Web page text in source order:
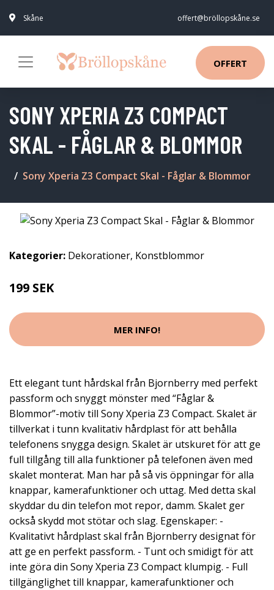
Skåne offert@bröllopskåne.se
OFFERT
SONY XPERIA Z3 COMPACT
SKAL - FÅGLAR & BLOMMOR
Sony Xperia Z3 Compact Skal - Fåglar & Blommor
Kategorier: Dekorationer, Konstblommor
199 SEK
MER INFO!
Ett elegant tunt hårdskal från Bjornberry med perfekt
passform och snyggt mönster med “Fåglar &
Blommor”-motiv till Sony Xperia Z3 Compact. Skalet är
tillverkat i tunn kvalitativ hårdplast för att behålla
telefonens snygga design. Skalet är utskuret för att ge
full tillgång till alla funktioner på telefonen även med
skalet monterat. Man har på så vis öppningar för alla
knappar, kamerafunktioner och uttag. Med detta skal
skyddar du din telefon mot repor, damm. Skalet ger
också skydd mot stötar och slag. Egenskaper: -
Kvalitativt hårdplast skal från Bjornberry designat för
att ge en perfekt passform. - Tunt och smidigt för att
inte göra din Sony Xperia Z3 Compact klumpig. - Full
tillgänglighet till knappar, kamerafunktioner och